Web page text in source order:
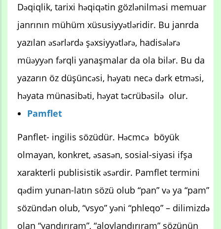
Dəqiqlik, tarixi həqiqətin gözlənilməsi memuar
janrının mühüm xüsusiyyətləridir. Bu janrda
yazılan əsərlərdə şəxsiyyətlərə, hadisələrə
müəyyən fərqli yanaşmalar da ola bilər. Bu da
yazarın öz düşüncəsi, həyatı necə dərk etməsi,
həyata münasibəti, həyat təcrübəsilə olur.
Pamflet
Panflet- ingilis sözüdür. Həcmcə böyük
olmayan, konkret, əsasən, sosial-siyasi ifşa
xarakterli publisistik əsərdir. Pamflet termini
qədim yunan-latın sözü olub “pan” və ya “pam”
sözündən olub, “vsyo” yəni “phleqo” – dilimizdə
olan “yandırıram”, “alovlandırıram” sözünün